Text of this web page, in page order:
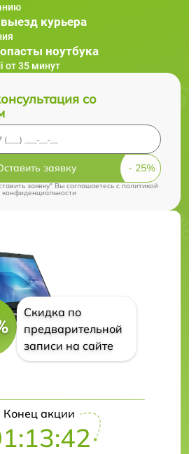
курьера
ноутбука
от 35 минут
со
заявку
заявку" Вы соглашаетесь cполитикой
конфиденциальности
Скидка по
предварительной
записи на сайте
Конец акции